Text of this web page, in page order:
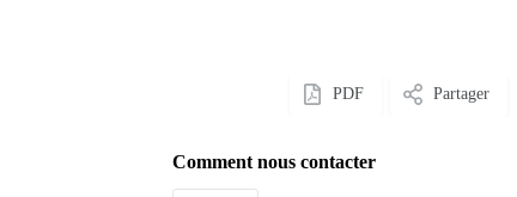
PDF Partager
Comment nous contacter